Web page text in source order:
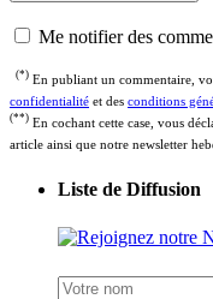
Me notifier des
(*) En publiant un commentaire,
confidentialité et des conditions
(**) En cochant cette case, vous
article ainsi que notre newsletter
Liste de Diffusion